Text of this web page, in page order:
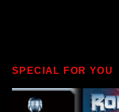
SPECIAL FOR YOU